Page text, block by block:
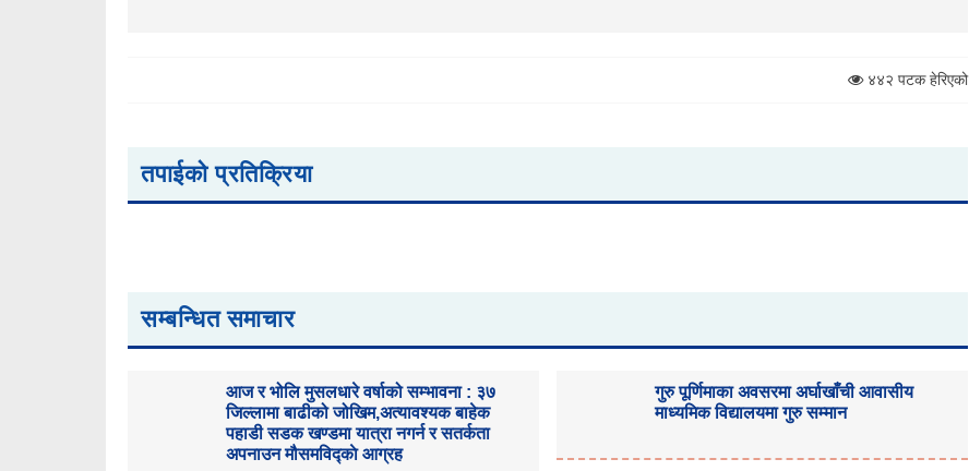
४४२ पटक हेरिएको
तपाईको प्रतिक्रिया
सम्बन्धित समाचार
आज र भोलि मुसलधारे वर्षाको सम्भावना : ३७
जिल्लामा बाढीको जोखिम,अत्यावश्यक बाहेक
पहाडी सडक खण्डमा यात्रा नगर्न र सतर्कता
अपनाउन मौसमविद्काे आग्रह
गुरु पूर्णिमाका अवसरमा अर्घाखाँची आवासीय
माध्यमिक विद्यालयमा गुरु सम्मान